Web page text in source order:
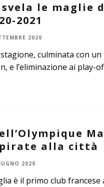
le maglie
2021
2020
culminata con
e l’eliminazione ai play-
alla città
2020
è il primo club francese